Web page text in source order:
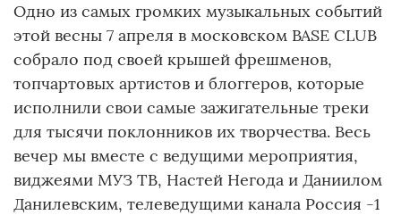
Одно из самых громких музыкальных событий
этой весны 7 апреля в московском BASE CLUB
собрало под своей крышей фрешменов,
топчартовых артистов и блоггеров, которые
исполнили свои самые зажигательные треки
для тысячи поклонников их творчества. Весь
вечер мы вместе с ведущими мероприятия,
виджеями МУЗ ТВ, Настей Негода и Даниилом
Данилевским, телеведущими канала Россия -1